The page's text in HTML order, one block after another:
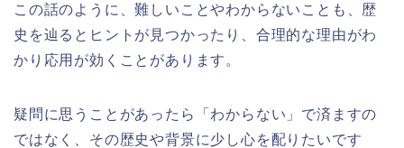
この話のように、難しいことやわからないことも、歴
史を辿るとヒントが見つかったり、合理的な理由がわ
かり応用が効くことがあります。
疑問に思うことがあったら「わからない」で済ますの
ではなく、その歴史や背景に少し心を配りたいです